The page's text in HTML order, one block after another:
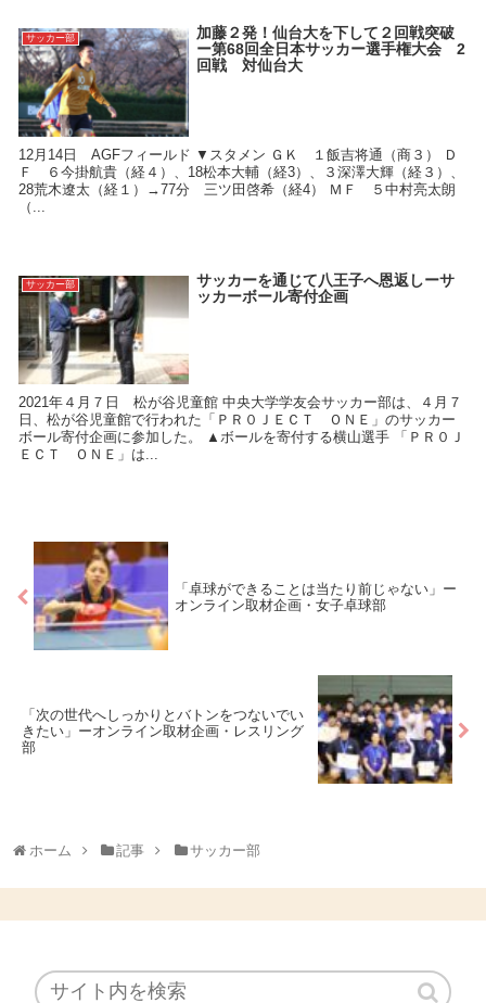
サッカー部
加藤２発！仙台大を下して２回戦突破
ー第68回全日本サッカー選手権大会 2
回戦 対仙台大
12月14日 AGFフィールド ▼スタメン ＧＫ １飯吉将通（商３） Ｄ
Ｆ ６今掛航貴（経４）、18松本大輔（経3）、３深澤大輝（経３）、
28荒木遼太（経１）→77分 三ツ田啓希（経4） ＭＦ ５中村亮太朗
（...
サッカー部
サッカーを通じて八王子へ恩返しーサ
ッカーボール寄付企画
2021年４月７日 松が谷児童館 中央大学学友会サッカー部は、４月７
日、松が谷児童館で行われた「ＰＲ０ＪＥＣＴ ＯＮＥ」のサッカー
ボール寄付企画に参加した。 ▲ボールを寄付する横山選手 「ＰＲ０Ｊ
ＥＣＴ ＯＮＥ」は...
「卓球ができることは当たり前じゃない」ー
オンライン取材企画・女子卓球部
「次の世代へしっかりとバトンをつないでい
きたい」ーオンライン取材企画・レスリング
部
ホーム 記事 サッカー部